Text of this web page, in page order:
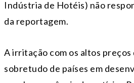
Indústria de Hotéis) não
da reportagem.
A irritação com os altos preços
sobretudo de países em